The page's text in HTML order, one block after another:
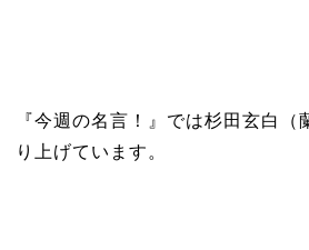
『今週の名言！』では杉田玄白（
り上げています。